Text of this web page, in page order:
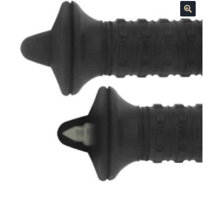
🔍